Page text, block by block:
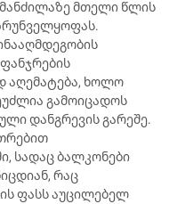
მთელი წლის
აღემატება, ხოლო
გამოიცადოს
დანგრევის გარეშე.
სადაც ბალკონები
რაც
ფასს აუცილებელ